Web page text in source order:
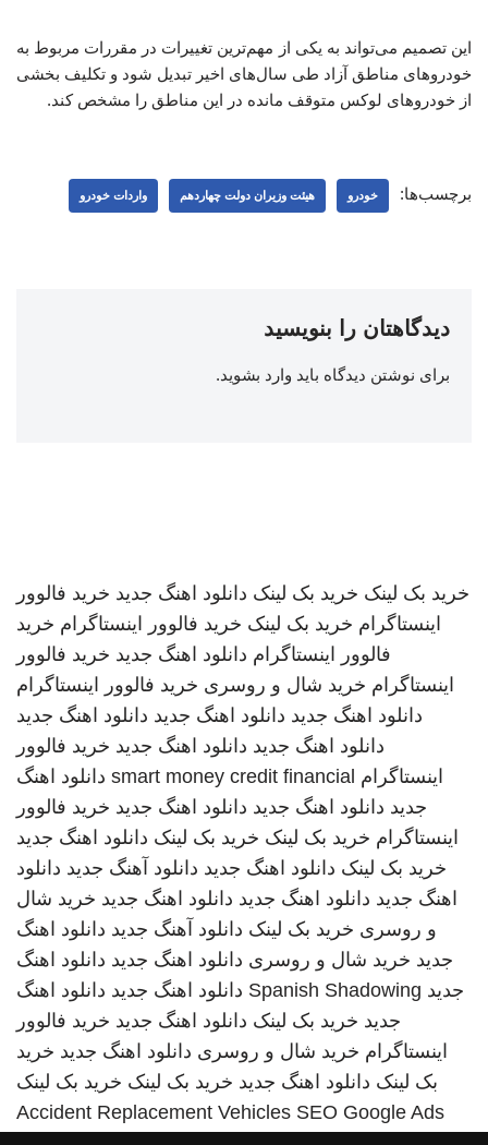
این تصمیم می‌تواند به یکی از مهم‌ترین تغییرات در مقررات مربوط به
خودروهای مناطق آزاد طی سال‌های اخیر تبدیل شود و تکلیف بخشی
از خودروهای لوکس متوقف مانده در این مناطق را مشخص کند.
برچسب‌ها: خودرو هیئت وزیران دولت چهاردهم واردات خودرو
دیدگاهتان را بنویسید
برای نوشتن دیدگاه باید وارد بشوید.
خرید بک لینک خرید بک لینک دانلود اهنگ جدید خرید فالوور
اینستاگرام خرید بک لینک خرید فالوور اینستاگرام خرید
فالوور اینستاگرام دانلود اهنگ جدید خرید فالوور
اینستاگرام خرید شال و روسری خرید فالوور اینستاگرام
دانلود اهنگ جدید دانلود اهنگ جدید دانلود اهنگ جدید
دانلود اهنگ جدید دانلود اهنگ جدید خرید فالوور
اینستاگرام smart money credit financial دانلود اهنگ
جدید دانلود اهنگ جدید دانلود اهنگ جدید خرید فالوور
اینستاگرام خرید بک لینک خرید بک لینک دانلود اهنگ جدید
خرید بک لینک دانلود اهنگ جدید دانلود آهنگ جدید دانلود
اهنگ جدید دانلود اهنگ جدید دانلود اهنگ جدید خرید شال
و روسری خرید بک لینک دانلود آهنگ جدید دانلود اهنگ
جدید خرید شال و روسری دانلود اهنگ جدید دانلود اهنگ
جدید Spanish Shadowing دانلود اهنگ جدید دانلود اهنگ
جدید خرید بک لینک دانلود اهنگ جدید خرید فالوور
اینستاگرام خرید شال و روسری دانلود اهنگ جدید خرید
بک لینک دانلود اهنگ جدید خرید بک لینک خرید بک لینک
Accident Replacement Vehicles SEO Google Ads